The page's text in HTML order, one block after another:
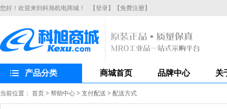
您好！欢迎来到科旭机电商城！ 【登录】 【免费注册】
产品分类 商城首页 品牌中心 关
当前位置： 首页 > 帮助中心 > 支付配送 > 配送方式